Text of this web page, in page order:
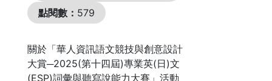
點閱數： 579
關於「華人資訊語文競技與創意設計
大賞─2025(第十四屆)專業英(日)文
(ESP)詞彙與聽寫說能力大賽」活動